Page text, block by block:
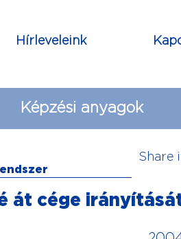
Hírleveleink
Képzési anyagok
Share
át cége